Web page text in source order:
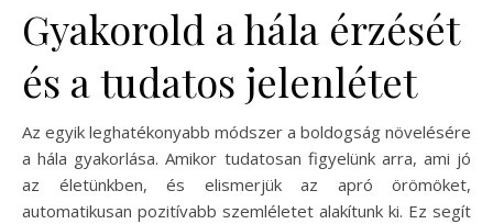
Gyakorold a hála érzését
és a tudatos jelenlétet
Az egyik leghatékonyabb módszer a boldogság növelésére
a hála gyakorlása. Amikor tudatosan figyelünk arra, ami jó
az életünkben, és elismerjük az apró örömöket,
automatikusan pozitívabb szemléletet alakítunk ki. Ez segít